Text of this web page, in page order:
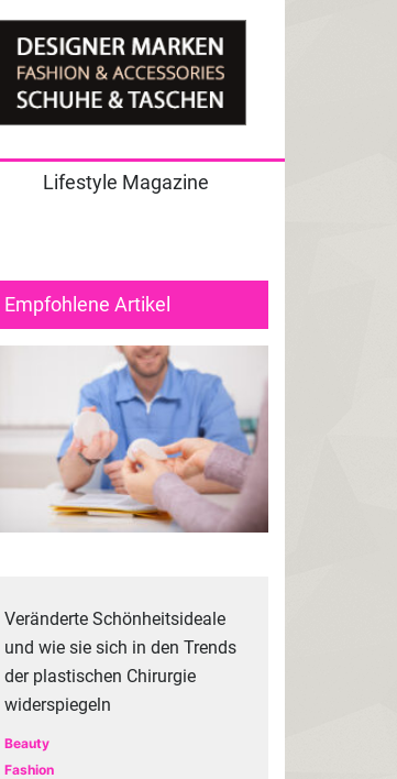
Lifestyle Magazine
Empfohlene Artikel
Veränderte Schönheitsideale
und wie sie sich in den Trends
der plastischen Chirurgie
widerspiegeln
Beauty
Fashion